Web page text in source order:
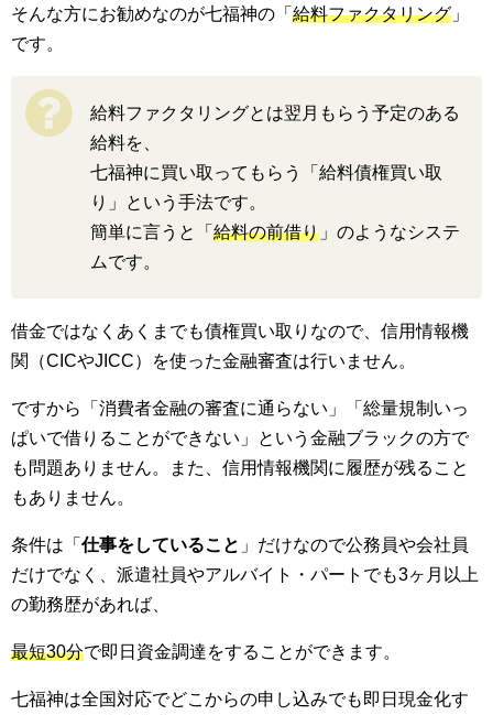
そんな方にお勧めなのが七福神の「 給料ファクタリング 」
です。
給料ファクタリングとは翌月もらう予定のある
給料を、
七福神に買い取ってもらう「給料債権買い取
り」という手法です。
簡単に言うと「 給料の前借り 」のようなシステ
ムです。
借金ではなくあくまでも債権買い取りなので、信用情報機
関（CICやJICC）を使った金融審査は行いません。
ですから「消費者金融の審査に通らない」「総量規制いっ
ぱいで借りることができない」という金融ブラックの方で
も問題ありません。また、信用情報機関に履歴が残ること
もありません。
条件は「 仕事をしていること 」だけなので公務員や会社員
だけでなく、派遣社員やアルバイト・パートでも3ヶ月以上
の勤務歴があれば、
最短30分で即日資金調達をすることができます。
七福神は全国対応でどこからの申し込みでも即日現金化す